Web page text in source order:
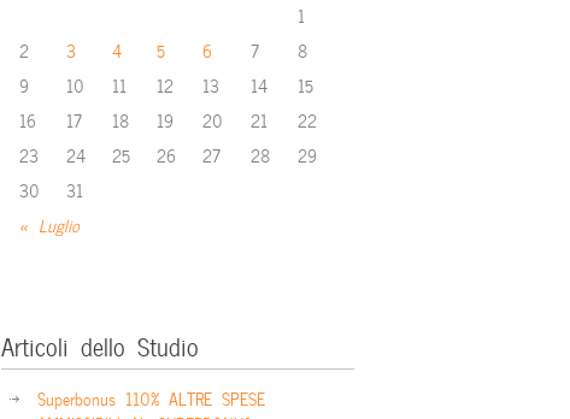
« Luglio
1
2
3 4 5 6 7
8
9
10 11 12 13 14
15
16
17 18 19 20 21
22
23
24 25 26 27 28
29
30
31
Articoli dello Studio
Superbonus 110% ALTRE SPESE